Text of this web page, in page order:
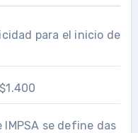
para el inicio de
se define das